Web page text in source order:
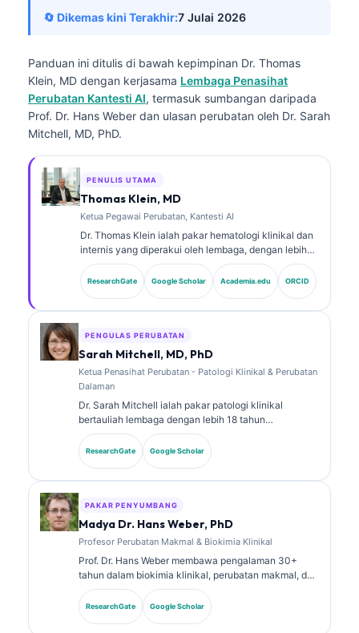
🔄 Dikemas kini Terakhir:7 Julai 2026
Panduan ini ditulis di bawah kepimpinan Dr. Thomas
Klein, MD dengan kerjasama Lembaga Penasihat
Perubatan Kantesti AI, termasuk sumbangan daripada
Prof. Dr. Hans Weber dan ulasan perubatan oleh Dr. Sarah
Mitchell, MD, PhD.
PENULIS UTAMA
Thomas Klein, MD
Ketua Pegawai Perubatan, Kantesti AI
Dr. Thomas Klein ialah pakar hematologi klinikal dan
internis yang diperakui oleh lembaga, dengan lebih
15 tahun pengalaman dalam perubatan makmal dan
analisis klinikal berbantukan AI. Sebagai Ketua
Pegawai Perubatan di Kantesti AI, beliau
Klein telah menerbitkan secara meluas mengenai
tafsiran biomarker dan diagnostik makmal dalam
ResearchGate Google Scholar Academia.edu ORCID
PENGULAS PERUBATAN
Sarah Mitchell, MD, PhD
Ketua Penasihat Perubatan - Patologi Klinikal & Perubatan
Dalaman
Dr. Sarah Mitchell ialah pakar patologi klinikal
bertauliah lembaga dengan lebih 18 tahun
pengalaman dalam perubatan makmal dan analisis
diagnostik. Beliau memiliki pensijilan kepakaran
dalam kimia klinikal dan telah menerbitkan secara
ResearchGate Google Scholar
PAKAR PENYUMBANG
Madya Dr. Hans Weber, PhD
Profesor Perubatan Makmal & Biokimia Klinikal
Prof. Dr. Hans Weber membawa pengalaman 30+
tahun dalam biokimia klinikal, perubatan makmal, dan
penyelidikan biomarker. Bekas Presiden Persatuan
Kimia Klinikal Jerman, beliau pakar dalam analisis
panel diagnostik, penyeragaman biomarker, dan
ResearchGate Google Scholar